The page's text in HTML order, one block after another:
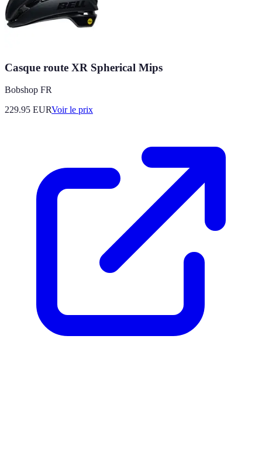
Casque route XR Spherical Mips
Bobshop FR
229.95 EURVoir le prix